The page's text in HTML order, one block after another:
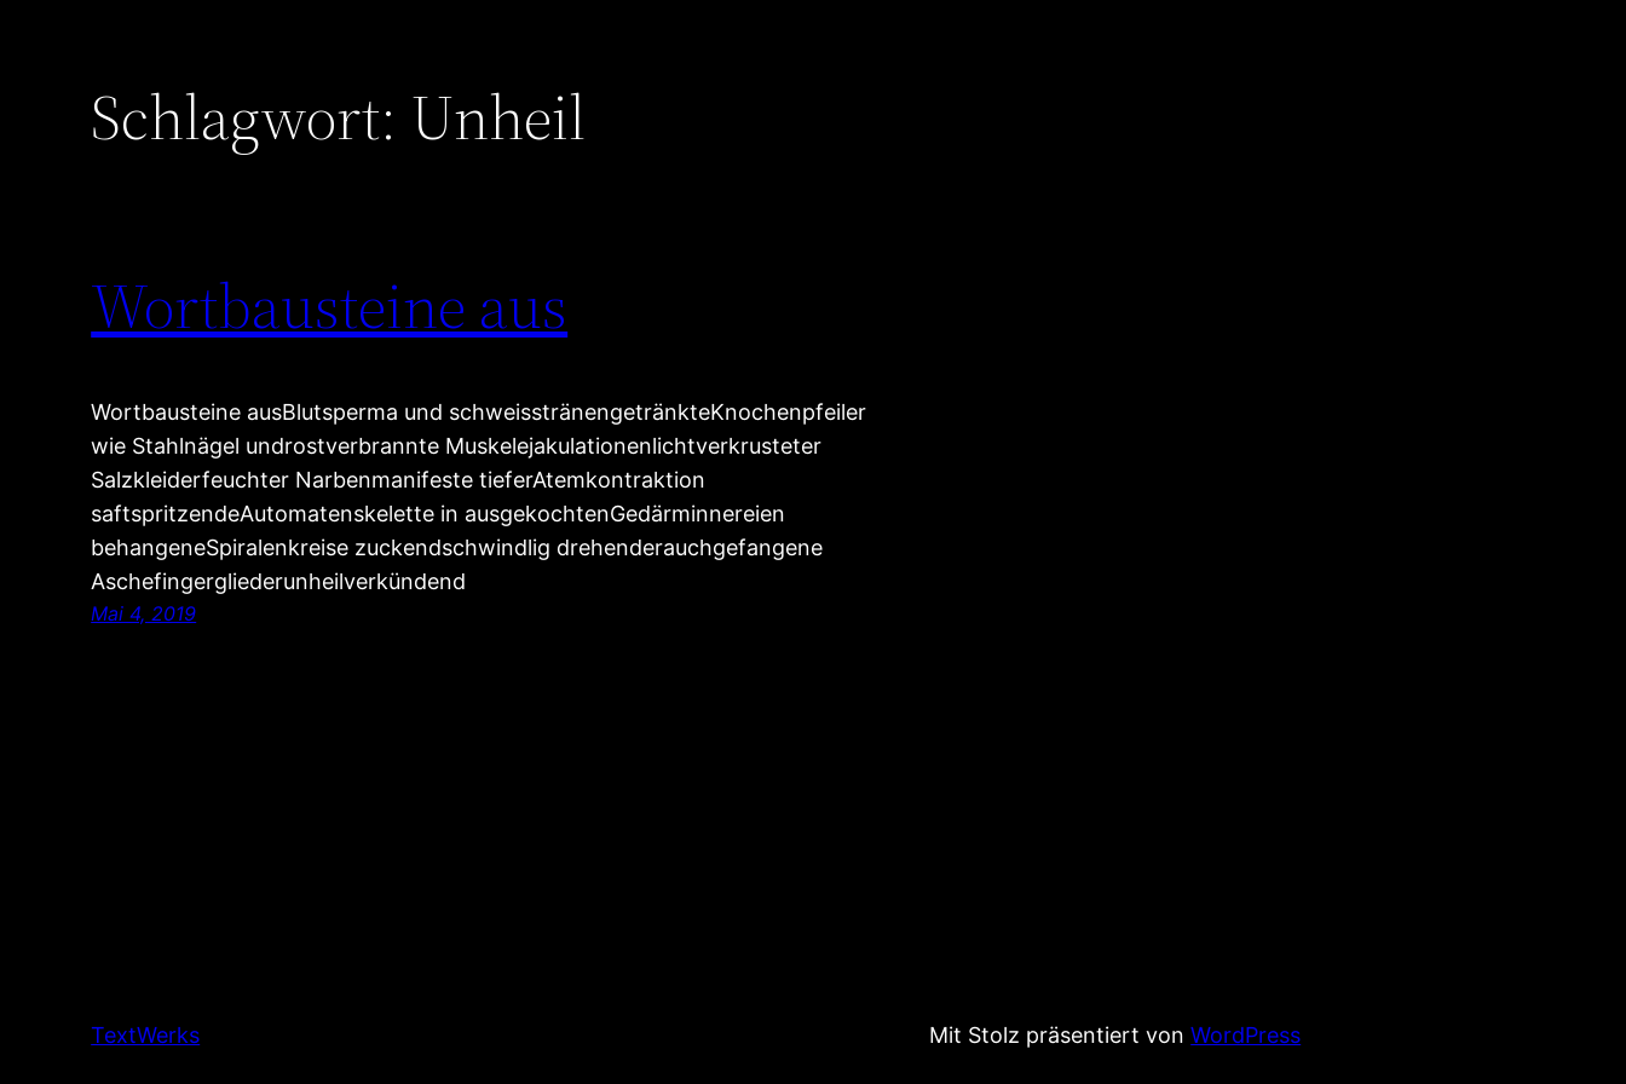
Schlagwort: Unheil
Wortbausteine aus
Wortbausteine ausBlutsperma und schweisstränengetränkteKnochenpfeiler
wie Stahlnägel undrostverbrannte Muskelejakulationenlichtverkrusteter
Salzkleiderfeuchter Narbenmanifeste tieferAtemkontraktion
saftspritzendeAutomatenskelette in ausgekochtenGedärminnereien
behangeneSpiralenkreise zuckendschwindlig drehenderauchgefangene
Aschefingergliederunheilverkündend
Mai 4, 2019
TextWerks Mit Stolz präsentiert vonWordPress